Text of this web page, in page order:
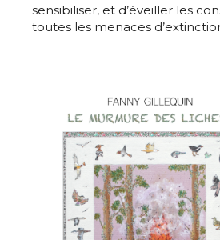
Adresse email*
sensibiliser, et d’éveiller les
toutes les menaces